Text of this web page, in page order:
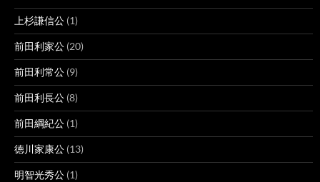
上杉謙信公 (1)
前田利家公 (20)
前田利常公 (9)
前田利長公 (8)
前田綱紀公 (1)
徳川家康公 (13)
明智光秀公 (1)